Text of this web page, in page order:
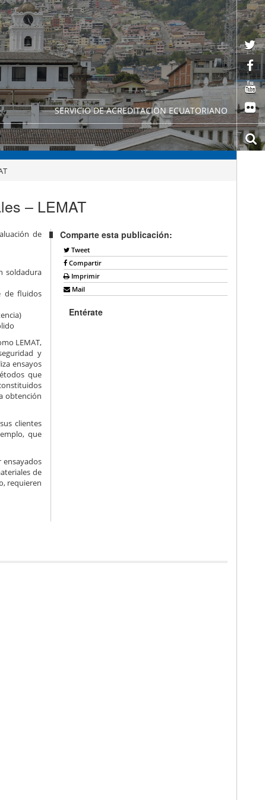
SERVICIO DE ACREDITACION ECUATORIANO
– LEMAT
de
soldadura
de fluidos
LEMAT,
y
ensayos
que
obtención
clientes
que
ensayados
de
requieren
Comparte esta publicación:
Tweet
Compartir
Imprimir
Mail
Entérate